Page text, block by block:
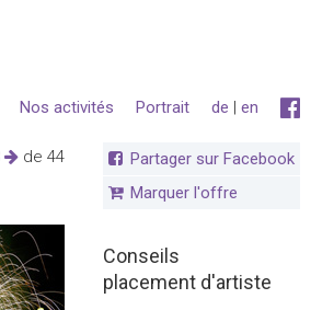
de | en
Portrait
Nos activités
de 44
Partager sur Facebook
Marquer l'offre
Conseils
placement d'artiste